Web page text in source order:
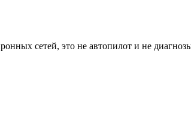
сетей, это не автопилот и не